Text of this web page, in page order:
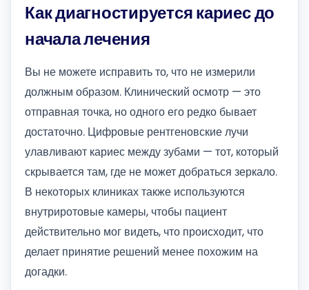
Как диагностируется кариес до
начала лечения
Вы не можете исправить то, что не измерили
должным образом. Клинический осмотр — это
отправная точка, но одного его редко бывает
достаточно. Цифровые рентгеновские лучи
улавливают кариес между зубами — тот, который
скрывается там, где не может добраться зеркало.
В некоторых клиниках также используются
внутриротовые камеры, чтобы пациент
действительно мог видеть, что происходит, что
делает принятие решений менее похожим на
догадки.